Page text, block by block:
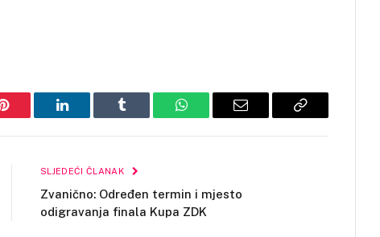
Pinterest LinkedIn Tumblr WhatsAppEmail
Copy
SLJEDEĆI ČLANAK
Zvanično: Određen termin i mjesto
odigravanja finala Kupa ZDK